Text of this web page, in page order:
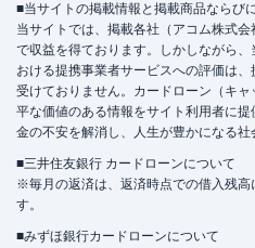
■当サイトの掲載情報と掲載商品ならび
当サイトでは、掲載各社（アコム株式
で収益を得ております。しかしながら
おける提携事業者サービスへの評価は
受けておりません。カードローン（キ
平な価値のある情報をサイト利用者に
金の不安を解消し、人生が豊かになる社
■三井住友銀行 カードローンについて
※毎月の返済は、返済時点での借入残高
す。
■みずほ銀行カードローンについて